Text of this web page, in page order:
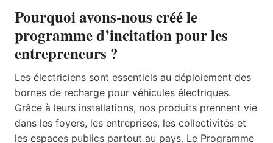
Pourquoi avons-nous créé le
programme d’incitation pour les
entrepreneurs ?
Les électriciens sont essentiels au déploiement des
bornes de recharge pour véhicules électriques.
Grâce à leurs installations, nos produits prennent vie
dans les foyers, les entreprises, les collectivités et
les espaces publics partout au pays. Le Programme